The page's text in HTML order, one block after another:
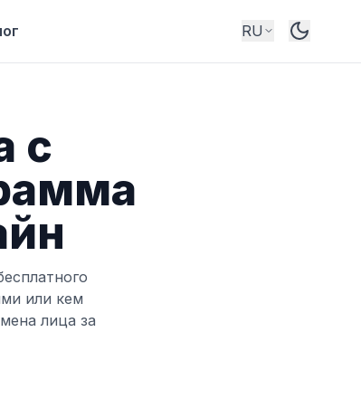
RU
с
или кем
лица за